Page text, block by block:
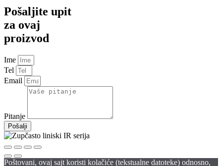
Pošaljite upit
za ovaj
proizvod
Ime
Tel
Email
Pitanje
Pošalji
Poštovani, ovaj sajt koristi kolačiće (tekstualne datoteke) odnosno,